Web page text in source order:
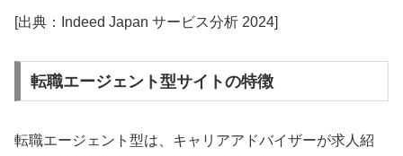
[出典：Indeed Japan サービス分析 2024]
転職エージェント型サイトの特徴
転職エージェント型は、キャリアアドバイザーが求人紹